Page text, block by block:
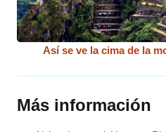
Así se ve la cima de la
Más información